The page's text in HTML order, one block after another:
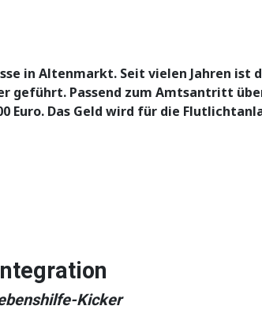
in Altenmarkt. Seit vielen Jahren ist
Passend zum Amtsantritt
Euro. Das Geld wird für die
Kicker